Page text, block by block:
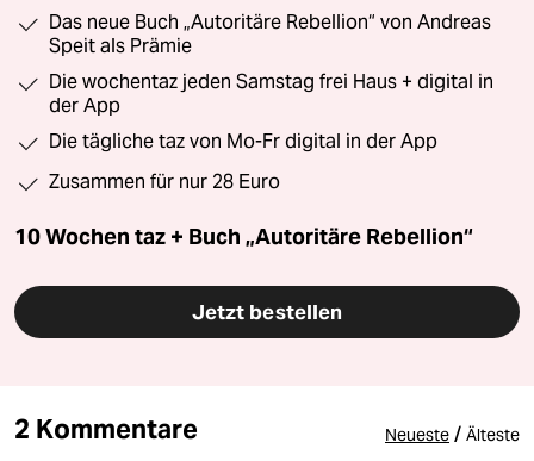
Das neue Buch „Autoritäre Rebellion“ von Andreas
Speit als Prämie
Die wochentaz jeden Samstag frei Haus + digital in
der App
Die tägliche taz von Mo-Fr digital in der App
Zusammen für nur 28 Euro
10 Wochen taz + Buch „Autoritäre Rebellion“
Jetzt bestellen
2 Kommentare Neueste / Älteste